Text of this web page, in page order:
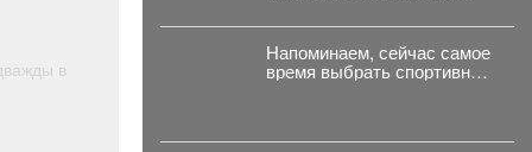
в
результатах расследования
уголовного дела по факту...
Напоминаем, сейчас самое
время выбрать спортивную
школу для ребёнка.